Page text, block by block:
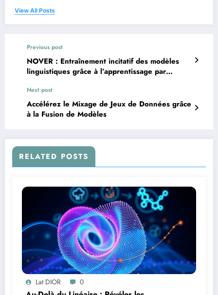
View All Posts
Previous post
NOVER : Entraînement incitatif des modèles
linguistiques grâce à l’apprentissage par
Next post
Accélérez le Mixage de Jeux de Données grâce
à la Fusion de Modèles
RELATED POSTS
Lat DIOR 0